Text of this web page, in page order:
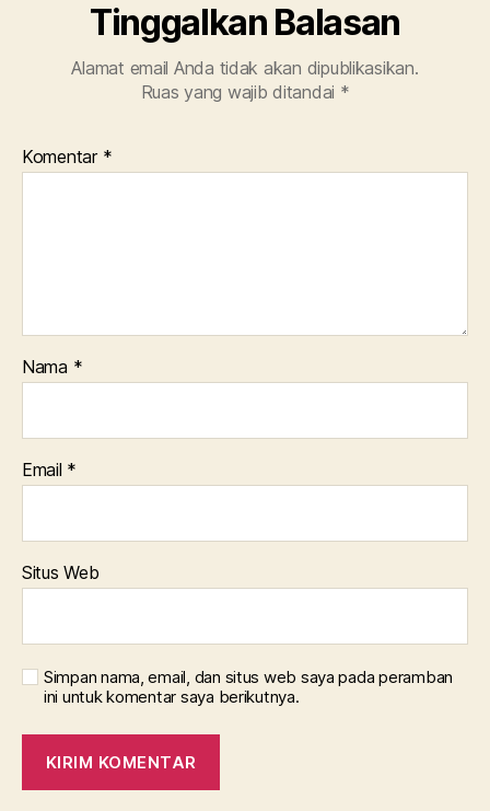
Tinggalkan Balasan
Alamat email Anda tidak akan dipublikasikan.
Ruas yang wajib ditandai *
Komentar *
Nama *
Email *
Situs Web
Simpan nama, email, dan situs web saya pada peramban
ini untuk komentar saya berikutnya.